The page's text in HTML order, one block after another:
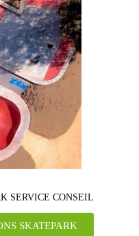
SERVICE CONSEIL
SKATEPARK